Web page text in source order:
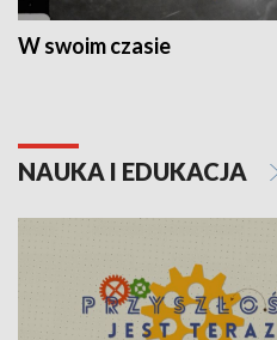
W swoim czasie
NAUKA I EDUKACJA